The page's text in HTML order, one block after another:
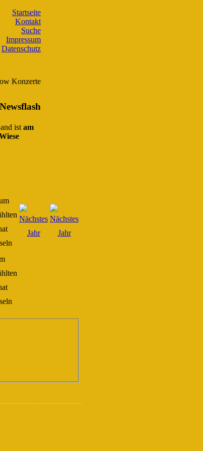
Startseite
Kontakt
Suche
Impressum
Datenschutz
Konzerte
Newsflash
istam